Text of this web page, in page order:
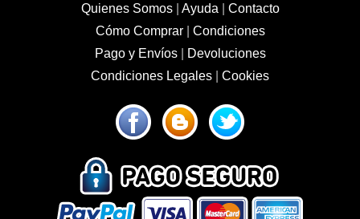
Quienes Somos| Ayuda
Contacto
Cómo Comprar| Condiciones
Pago y Envíos|
Devoluciones
Condiciones Legales
Cookies